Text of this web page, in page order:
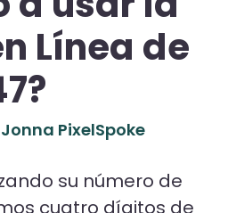
Línea de
Jonna PixelSpoke
su número de
cuatro dígitos de